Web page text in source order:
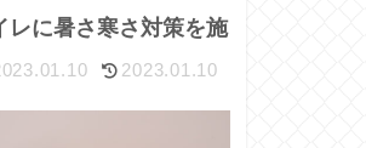
レに暑さ寒さ対策を施
2023.01.10